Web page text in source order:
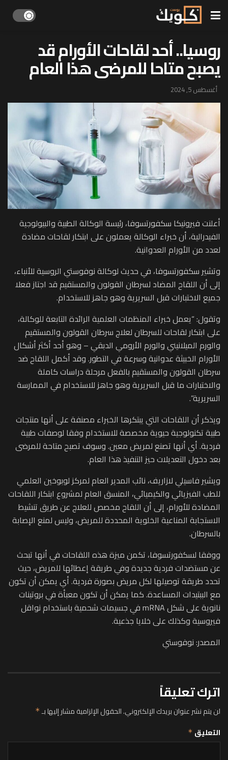
روسيا.. أحد لقاحات الأورام قد
يصبح متاحا للمرضى هذا العام
أغسطس 5, 2024
أعلنت فيرونيكا سكفورتسوفا، رئيسة الوكالة الطبية والبيولوجية
الفيدرالية، أن خبراء الوكالة يعملون على ابتكار لقاحات مضادة
لعدد من الأورام العدوانية.
وتشير سكفورتسوفا، في حديث لوكالة نوفوستي الروسية للأنباء،
إلى أن اللقاح المضاد لسرطان القولون والمستقيم قد اجتاز فعلا
جميع الاختبارات قبل السريرية وهو جاهز للاستخدام.
وتقول: “يعمل خبراء المنظمات العلمية الرائدة التابعة للوكالة،
على ابتكار لقاحات للسرطان لعلاج سرطان القولون والمستقيم
والورم الميلانيني والورم الأرومي الدبقي – وهو أحد أكثر أشكال
الأورام الخبيثة عدوانية وسرعة في التطور. وقد أكمل اللقاح ضد
سرطان القولون والمستقيم بالفعل مرحلة دراسات كاملة
والاختبارات ما قبل السريرية وهو جاهز للاستخدام في الممارسة
السريرية”.
ويذكر أن اللقاحات التي يبتكرها الخبراء مصنفة على أنها منتجات
طبية تكنولوجية حيوية مخصصة للاستخدام وفقا لوصفات طبية
فردية. أي أنها تصنع لمريض معين. وسوف تصبح متاحة للمرضى
بعد دخول التعديلات حيز التنفيذ هذا العام.
ويشير فاسيلي لازاريف، نائب المدير العام لمركز لوبوخين العلمي
للطب الفيزيائي والكيميائي، المنسق العام لمشروع ابتكار اللقاحات
المضادة للأورام، إلى أن اللقاح مخصص للعلاج عن طريق تنشيط
الاستجابة المناعية الخلوية المحددة للمريض، وليس لمنع الإصابة
بالسرطان.
ووفقا لسكفورتسوفا، تكمن ميزة هذه اللقاحات في أنها تبحث
عن مستضدات فردية جديدة وفي طريقة إعطائها للمريض، حيث
تحدد طريقة توصيلها لكل مريض بصورة فردية. أي يمكن أن تكون
مع الببتيدات المساعدة. كما يمكن أن تكون معبأة في بروتينات
نانوية على شكل mRNA في جسيمات شحمية باستخدام نواقل
فيروسية وكذلك على خلايا جذعية.
المصدر: نوفوستي
اترك تعليقاً
لن يتم نشر عنوان بريدك الإلكتروني.الحقول الإلزامية مشار إليها بـ*
التعليق *